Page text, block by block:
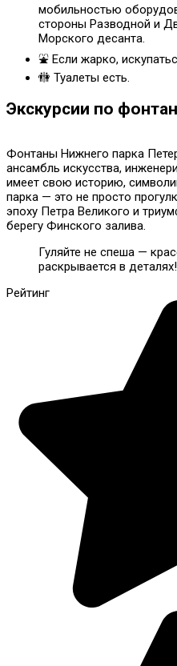
мобильностью
стороны Разводной и
Морского десанта.
⛲ Если жарко,
🚻 Туалеты есть.
Экскурсии по
Фонтаны Нижнего парка
ансамбль искусства,
имеет свою историю,
парка — это не просто
эпоху Петра Великого и
берегу Финского залива.
Гуляйте не спеша —
раскрывается в деталях!
Рейтинг